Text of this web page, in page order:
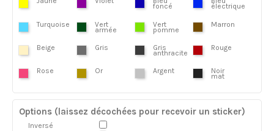
foncé électrique
Turquoise Vert
armée
Vert
pomme
Marron
Beige Gris Gris
anthracite
Rouge
Rose Or Argent Noir
mat
Options (laissez décochées pour recevoir un sticker)
Inversé